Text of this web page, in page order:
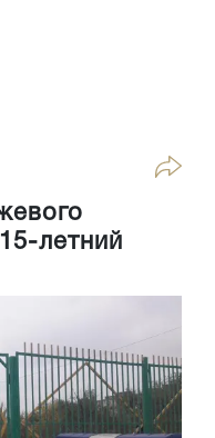
летний